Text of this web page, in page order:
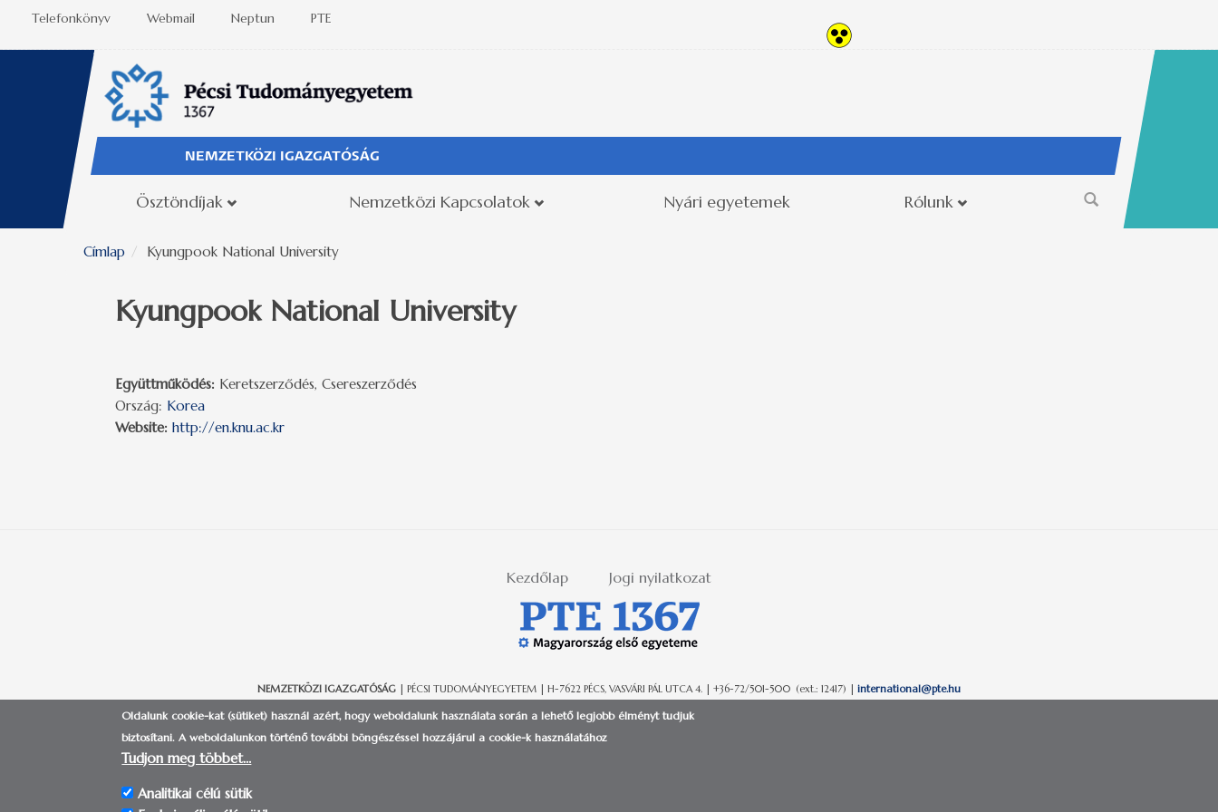
Ugrás a tartalomra
Telefonkönyv Webmail Neptun PTE
NEMZETKÖZI IGAZGATÓSÁG
Ösztöndíjak Nemzetközi Kapcsolatok Nyári egyetemek Rólunk
Keresés
Címlap Kyungpook National University
Kyungpook National University
Együttműködés: Keretszerződés, Csereszerződés
Ország: Korea
Website: http://en.knu.ac.kr
Kezdőlap Jogi nyilatkozat
NEMZETKÖZI IGAZGATÓSÁG | PÉCSI TUDOMÁNYEGYETEM | H-7622 PÉCS, VASVÁRI PÁL UTCA 4. | +36-72/501-500 (ext.: 12417) | international@pte.hu
Oldalunk cookie-kat (sütiket) használ azért, hogy weboldalunk használata során a lehető legjobb élményt tudjuk
biztosítani. A weboldalunkon történő további böngészéssel hozzájárul a cookie-k használatához
Tudjon meg többet…
Analitikai célú sütik